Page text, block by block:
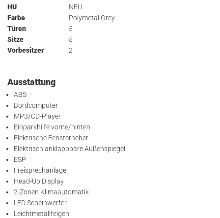
HU
NEU
Farbe
Polymetal Grey
Türen
5
Sitze
5
Vorbesitzer
2
Ausstattung
ABS
Bordcomputer
MP3/CD-Player
Einparkhilfe vorne/hinten
Elektrische Fensterheber
Elektrisch anklappbare Außenspiegel
ESP
Freisprechanlage
Head-Up Display
2-Zonen Klimaautomatik
LED Scheinwerfer
Leichtmetallfelgen